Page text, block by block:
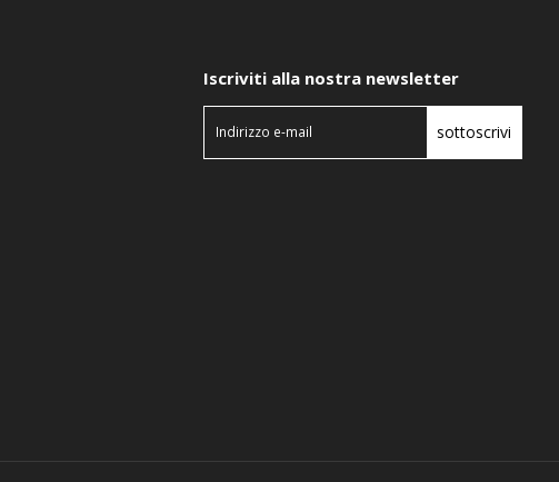
Iscriviti alla nostra newsletter
sottoscrivi